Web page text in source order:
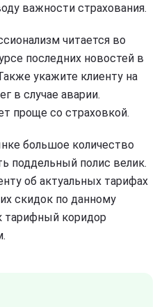
важности страхования.
читается во
последних новостей в
укажите клиенту на
в случае аварии.
проще со страховкой.
большое количество
поддельный полис велик.
об актуальных тарифах
скидок по данному
тарифный коридор